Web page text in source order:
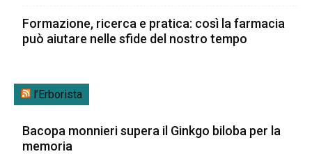
Formazione, ricerca e pratica: così la farmacia
può aiutare nelle sfide del nostro tempo
l’Erborista
Bacopa monnieri supera il Ginkgo biloba per la
memoria